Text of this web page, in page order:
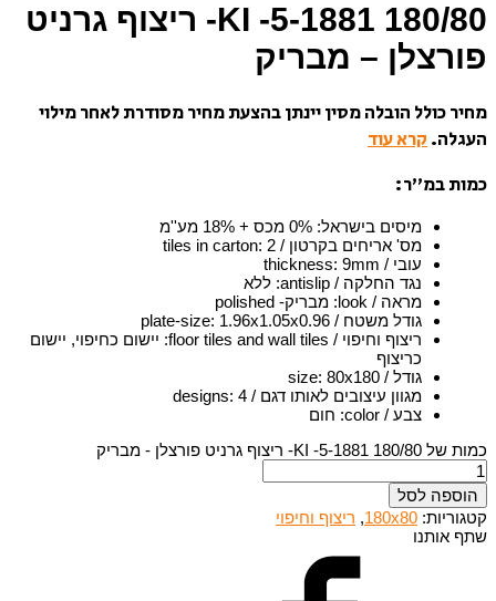
180/80 1881-KI -5- ריצוף גרניט
פורצלן – מבריק
מחיר כולל הובלה מסין יינתן בהצעת מחיר מסודרת לאחר מילוי
העגלה. קרא עוד
כמות במ”ר:
מיסים בישראל: 0% מכס + 18% מע''מ
מס' אריחים בקרטון / tiles in carton
: 2
עובי / thickness
:9mm
נגד החלקה / antislip
: ללא
מראה / look
: מבריק- polished
גודל משטח / plate-size
: 1.96x1.05x0.96
ריצוף וחיפוי / floor tiles and wall tiles
: יישום כחיפוי, יישום
כריצוף
גודל / size
:80x180
מגוון עיצובים לאותו דגם / designs
:4
צבע / color
: חום
כמות של 180/80 1881-KI -5- ריצוף גרניט פורצלן - מבריק
הוספה לסל
קטגוריות: 180x80
, ריצוף וחיפוי
שתף אותנו